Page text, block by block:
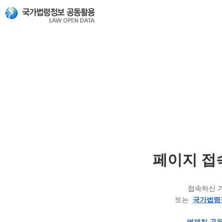
페이지 접
접속하신
또는 국가법